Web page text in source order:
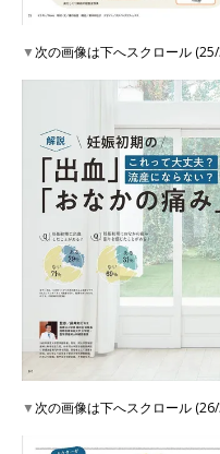
▼次の画像は下へスクロール
▼次の画像は下へスクロール